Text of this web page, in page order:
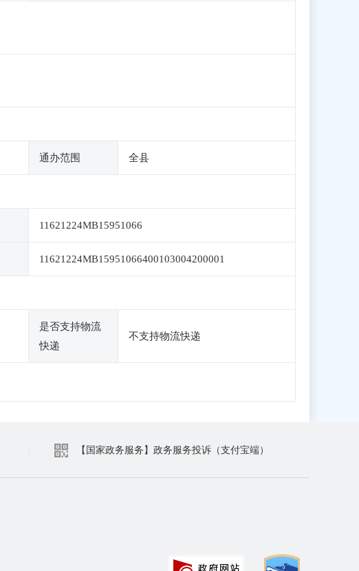
通办范围 全县
11621224MB15951066
11621224MB15951066400103004200001
是否支持物流
快递
不支持物流快递
【国家政务服务】政务服务投诉（支付宝端）